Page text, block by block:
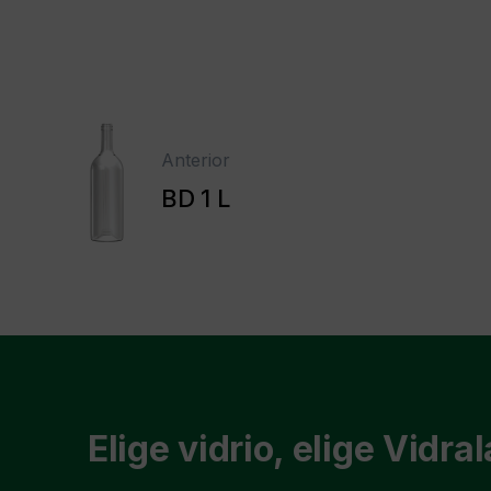
Anterior
BD 1 L
Elige vidrio, elige